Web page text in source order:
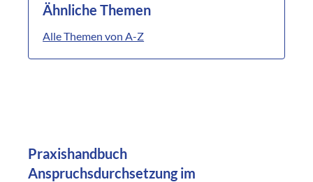
Ähnliche Themen
Alle Themen von A-Z
Praxishandbuch
Anspruchsdurchsetzung im